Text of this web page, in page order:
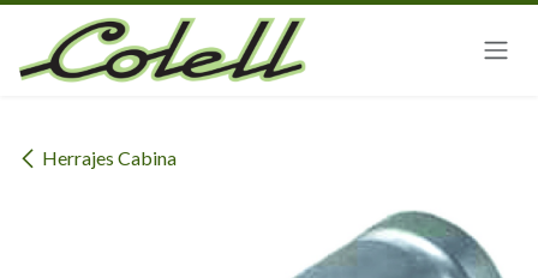
Ir al contenido
Herrajes Cabina